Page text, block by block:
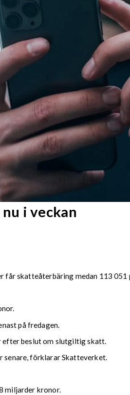
i veckan
får skatteåterbäring medan 113
på fredagen.
efter beslut om slutgiltig skatt.
senare, förklarar Skatteverket.
miljarder kronor.